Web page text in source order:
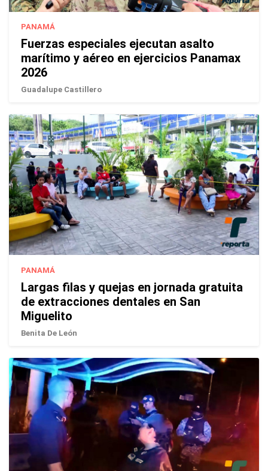
PANAMÁ
Fuerzas especiales ejecutan asalto
marítimo y aéreo en ejercicios Panamax
2026
Guadalupe Castillero
PANAMÁ
Largas filas y quejas en jornada gratuita
de extracciones dentales en San
Miguelito
Benita De León